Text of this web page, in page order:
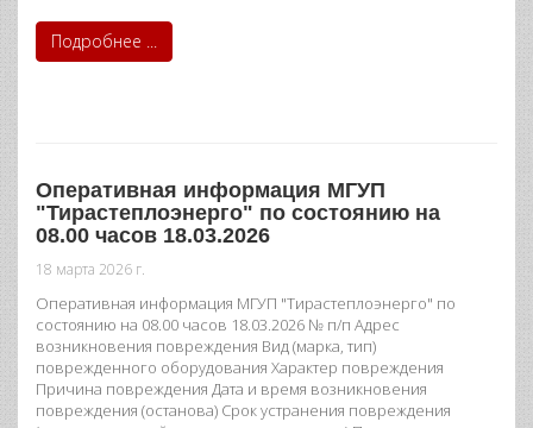
Подробнее ...
Оперативная информация МГУП
"Тирастеплоэнерго" по состоянию на
08.00 часов 18.03.2026
18 марта 2026 г.
Оперативная информация МГУП "Тирастеплоэнерго" по
состоянию на 08.00 часов 18.03.2026 № п/п Адрес
возникновения повреждения Вид (марка, тип)
поврежденного оборудования Характер повреждения
Причина повреждения Дата и время возникновения
повреждения (останова) Срок устранения повреждения